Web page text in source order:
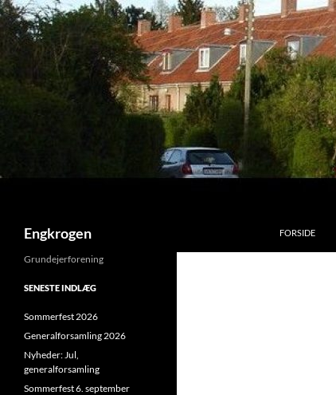
Hop
til
indhold
Engkrogen FORSIDE
Grundejerforening
SENESTE INDLÆG
Sommerfest 2026
Generalforsamling 2026
Nyheder: Jul,
generalforsamling
Sommerfest 6. september